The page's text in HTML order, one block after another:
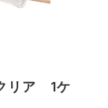
リア 1ケ